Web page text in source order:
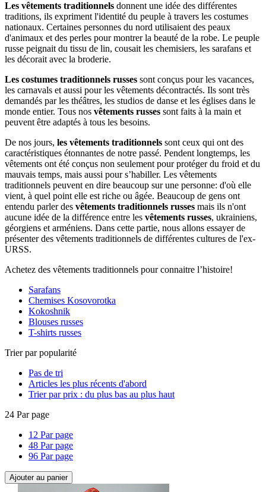
Les vêtements traditionnels donnent une idée des différentes
traditions, ils expriment l'identité du peuple à travers les costumes
nationaux. Certaines personnes du nord utilisaient des peaux
d'animaux et des perles pour montrer la beauté de la robe. Le peuple
russe peignait du tissu de lin, cousait les chemisiers, les sarafans et
les décorait avec la broderie.
Les costumes traditionnels russes sont conçus pour les vacances,
les carnavals et aussi pour les vêtements décontractés. Ils sont très
demandés par les théâtres, les studios de danse et les églises dans le
monde entier. Tous nos vêtements russes sont faits à la main et
peuvent être adaptés à tous les besoins.
De nos jours, les vêtements traditionnels sont ceux qui ont des
caractéristiques étonnantes de notre passé. Pendent longtemps, les
vêtements ont été conçus non seulement pour protéger du froid et du
mauvais temps, mais aussi pour s’habiller. Les vêtements
traditionnels peuvent en dire beaucoup sur une personne: d'où elle
vient, à quel point elle est riche ou âgée. Beaucoup de gens ont
entendu parler des vêtements traditionnels russes mais ils n'ont
aucune idée de la différence entre les vêtements russes, ukrainiens,
géorgiens et arméniens. Dans cette partie, nous allons essayer de
présenter des vêtements traditionnels de différentes cultures de l'ex-
URSS.
Achetez des vêtements traditionnels pour connaitre l’histoire!
Sarafans
Chemises Kosovorotka
Kokoshnik
Blouses russes
T-shirts russes
Trier par popularité
Pas de tri
Articles les plus récents d'abord
Trier par prix : du plus bas au plus haut
24 Par page
12 Par page
48 Par page
96 Par page
Ajouter au panier